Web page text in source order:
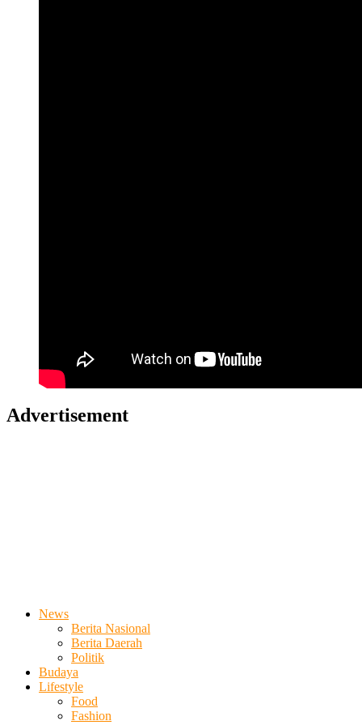
Advertisement
News
Berita Nasional
Berita Daerah
Politik
Budaya
Lifestyle
Food
Fashion